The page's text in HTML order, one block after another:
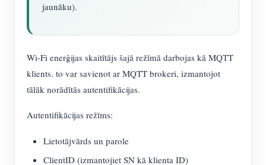
jaunāku).
Wi-Fi enerģijas skaitītājs šajā režīmā darbojas kā MQTT
klients. to var savienot ar MQTT brokeri, izmantojot
tālāk norādītās autentifikācijas.
Autentifikācijas režīms:
Lietotājvārds un parole
ClientID (izmantojiet SN kā klienta ID)